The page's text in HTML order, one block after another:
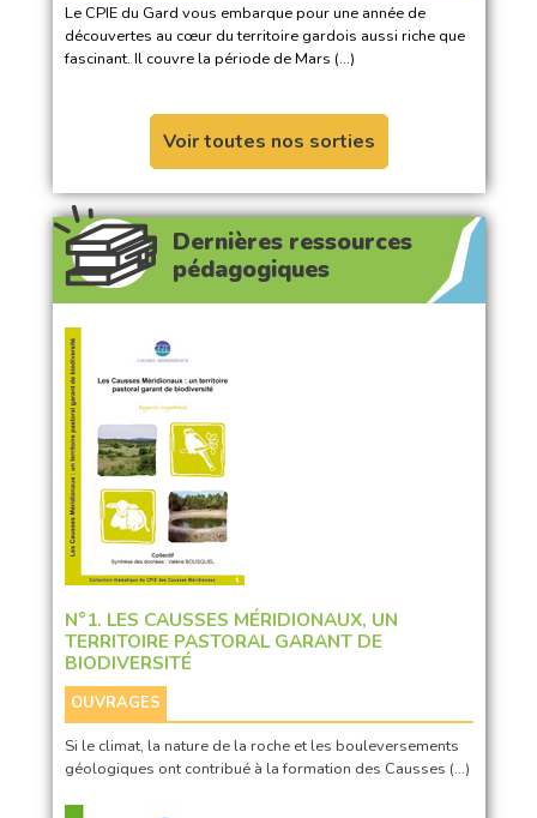
Le CPIE du Gard vous embarque pour une année de
découvertes au cœur du territoire gardois aussi riche que
fascinant. Il couvre la période de Mars (…)
Voir toutes nos sorties
Dernières ressources
pédagogiques
N°1. LES CAUSSES MÉRIDIONAUX, UN
TERRITOIRE PASTORAL GARANT DE
BIODIVERSITÉ
OUVRAGES
Si le climat, la nature de la roche et les bouleversements
géologiques ont contribué à la formation des Causses (…)